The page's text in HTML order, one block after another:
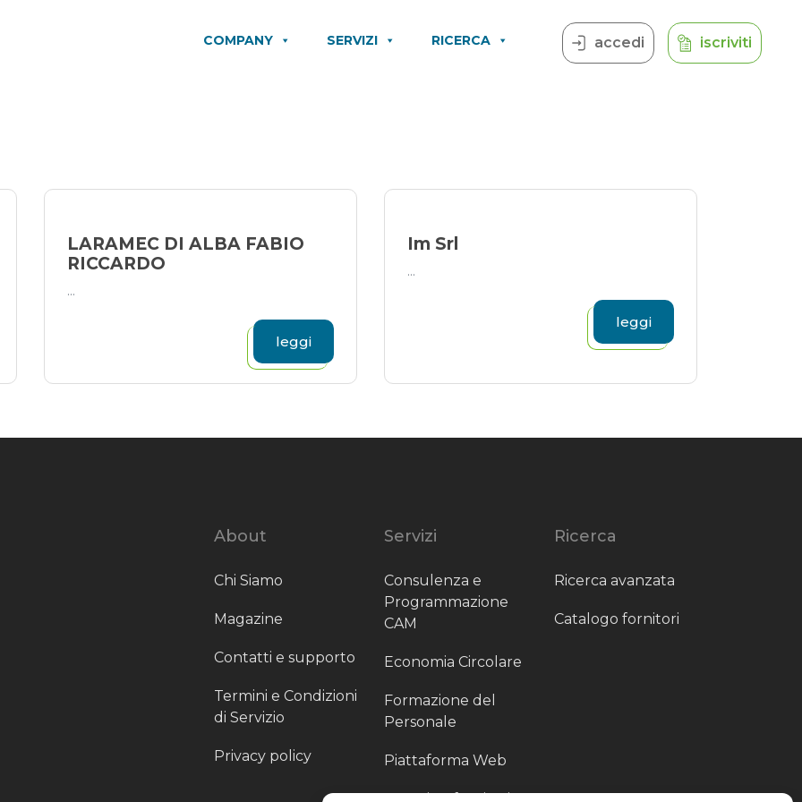
COMPANY SERVIZI RICERCA accedi iscriviti
LARAMEC DI ALBA FABIO
RICCARDO
...
leggi
Im Srl
...
leggi
About
Chi Siamo
Magazine
Contatti e supporto
Termini e Condizioni
di Servizio
Privacy policy
Servizi
Consulenza e
Programmazione
CAM
Economia Circolare
Formazione del
Personale
Piattaforma Web
Ricerca
Ricerca avanzata
Catalogo fornitori